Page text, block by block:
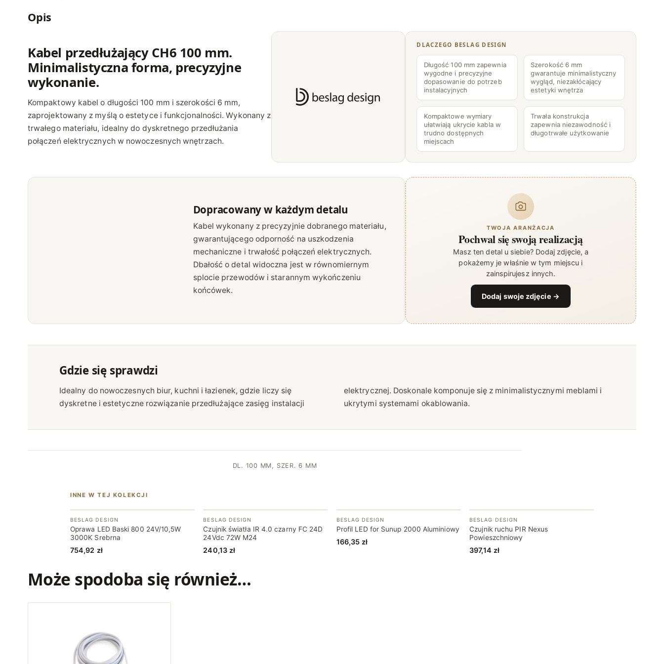
c
Opis
Kabel przedłużający CH6 100 mm.
Minimalistyczna forma, precyzyjne
wykonanie.
Kompaktowy kabel o długości 100 mm i szerokości 6 mm,
zaprojektowany z myślą o estetyce i funkcjonalności. Wykonany z
trwałego materiału, idealny do dyskretnego przedłużania
połączeń elektrycznych w nowoczesnych wnętrzach.
DLACZEGO BESLAG DESIGN
Długość 100 mm zapewnia
wygodne i precyzyjne
dopasowanie do potrzeb
instalacyjnych
Szerokość 6 mm
gwarantuje minimalistyczny
wygląd, niezakłócający
estetyki wnętrza
Kompaktowe wymiary
ułatwiają ukrycie kabla w
trudno dostępnych
miejscach
Trwała konstrukcja
zapewnia niezawodność i
długotrwałe użytkowanie
Dopracowany w każdym detalu
Kabel wykonany z precyzyjnie dobranego materiału,
gwarantującego odporność na uszkodzenia
mechaniczne i trwałość połączeń elektrycznych.
Dbałość o detal widoczna jest w równomiernym
splocie przewodów i starannym wykończeniu
końcówek.
TWOJA ARANŻACJA
Pochwal się swoją realizacją
Masz ten detal u siebie? Dodaj zdjęcie, a
pokażemy je właśnie w tym miejscu i
zainspirujesz innych.
Dodaj swoje zdjęcie →
Gdzie się sprawdzi
Idealny do nowoczesnych biur, kuchni i łazienek, gdzie liczy się
dyskretne i estetyczne rozwiązanie przedłużające zasięg instalacji
elektrycznej. Doskonale komponuje się z minimalistycznymi meblami i
ukrytymi systemami okablowania.
DL. 100 MM, SZER. 6 MM
INNE W TEJ KOLEKCJI
BESLAG DESIGN
Oprawa LED Baski 800 24V/10,5W
3000K Srebrna
754,92 zł
BESLAG DESIGN
Czujnik światła IR 4.0 czarny FC 24D
24Vdc 72W M24
240,13 zł
BESLAG DESIGN
Profil LED for Sunup 2000 Aluminiowy
166,35 zł
BESLAG DESIGN
Czujnik ruchu PIR Nexus
Powieszchniowy
397,14 zł
Może spodoba się również…